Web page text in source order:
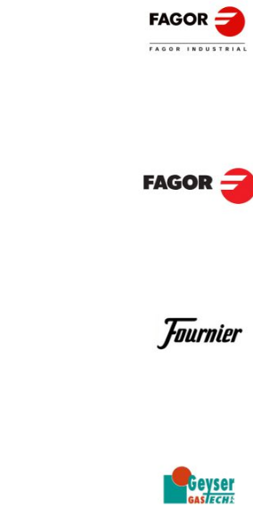
Fagor Industrial
Fagor
Fournier
Geyser Gastech